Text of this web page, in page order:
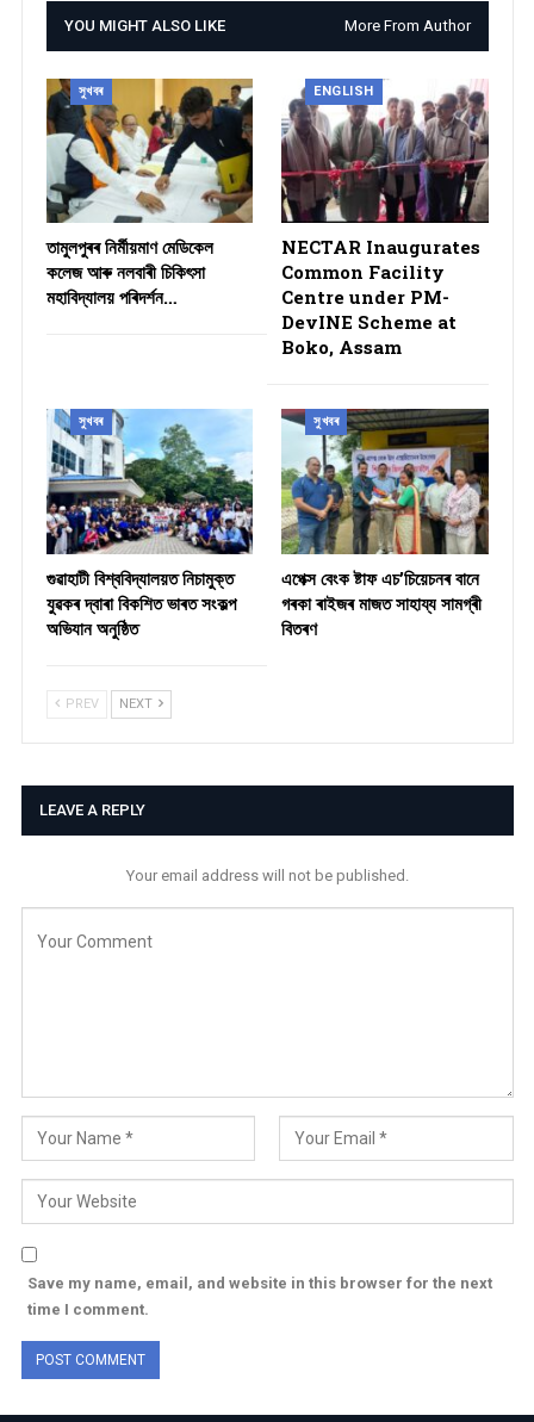
YOU MIGHT ALSO LIKE More From Author
সুখবৰ
তামুলপুৰৰ নিৰ্মীয়মাণ মেডিকেল
কলেজ আৰু নলবাৰী চিকিৎসা
মহাবিদ্যালয় পৰিদৰ্শন…
ENGLISH
NECTAR Inaugurates
Common Facility
Centre under PM-
DevINE Scheme at
Boko, Assam
সুখবৰ
গুৱাহাটী বিশ্ববিদ্যালয়ত নিচামুক্ত
যুৱকৰ দ্বাৰা বিকশিত ভাৰত সংকল্প
অভিযান অনুষ্ঠিত
সুখবৰ
​এপেক্স বেংক ষ্টাফ এচ’চিয়েচনৰ বানে
গৰকা ৰাইজৰ মাজত সাহায্য সামগ্ৰী
বিতৰণ ​
PREV NEXT
LEAVE A REPLY
Your email address will not be published.
Save my name, email, and website in this browser for the next
time I comment.